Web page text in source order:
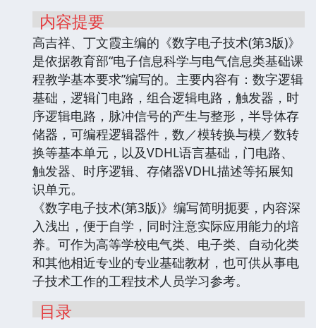
内容提要
高吉祥、丁文霞主编的《数字电子技术(第3版)》
是依据教育部“电子信息科学与电气信息类基础课
程教学基本要求”编写的。主要内容有：数字逻辑
基础，逻辑门电路，组合逻辑电路，触发器，时
序逻辑电路，脉冲信号的产生与整形，半导体存
储器，可编程逻辑器件，数／模转换与模／数转
换等基本单元，以及VDHL语言基础，门电路、
触发器、时序逻辑、存储器VDHL描述等拓展知
识单元。
《数字电子技术(第3版)》编写简明扼要，内容深
入浅出，便于自学，同时注意实际应用能力的培
养。可作为高等学校电气类、电子类、自动化类
和其他相近专业的专业基础教材，也可供从事电
子技术工作的工程技术人员学习参考。
目录